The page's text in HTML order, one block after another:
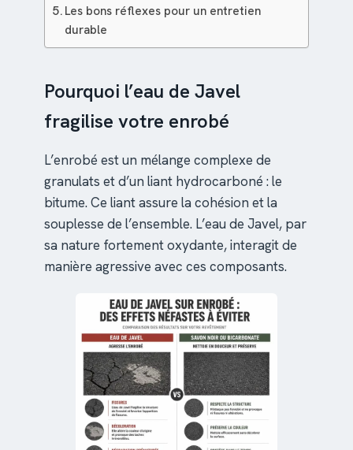
Les bons réflexes pour un entretien
durable
Pourquoi l’eau de Javel
fragilise votre enrobé
L’enrobé est un mélange complexe de
granulats et d’un liant hydrocarboné : le
bitume. Ce liant assure la cohésion et la
souplesse de l’ensemble. L’eau de Javel, par
sa nature fortement oxydante, interagit de
manière agressive avec ces composants.